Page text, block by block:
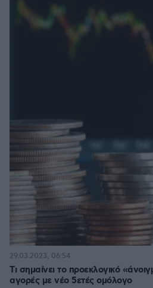
Tι σημαίνει το προεκλογικό
αγορές με νέο 5ετές ομόλογο
29.03.2023, 06:54